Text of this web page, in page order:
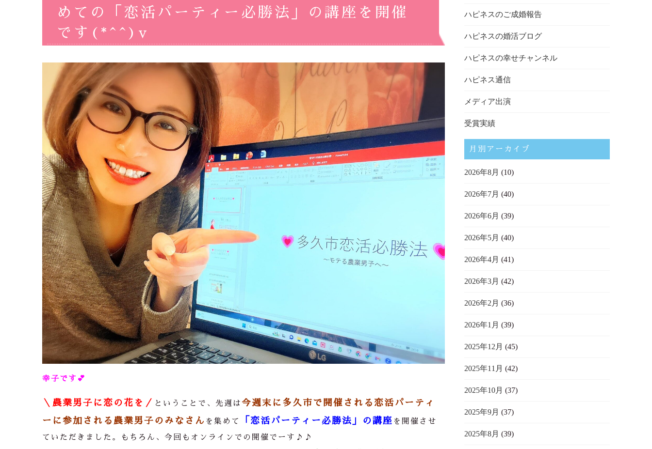
めての「恋活パーティー必勝法」の講座を開催
です(*^^)v
幸子です 💕
＼農業男子に恋の花を／ ということで、先週は今週末に多久市で開催される恋活パーティ
ーに参加される農業男子のみなさん を集めて 「恋活パーティー必勝法」の講座 を開催させ
ていただきました。もちろん、今回もオンラインでの開催でーす♪♪
ハピネスのご成婚報告
ハピネスの婚活ブログ
ハピネスの幸せチャンネル
ハピネス通信
メディア出演
受賞実績
月別アーカイブ
2026年8月 (10)
2026年7月 (40)
2026年6月 (39)
2026年5月 (40)
2026年4月 (41)
2026年3月 (42)
2026年2月 (36)
2026年1月 (39)
2025年12月 (45)
2025年11月 (42)
2025年10月 (37)
2025年9月 (37)
2025年8月 (39)